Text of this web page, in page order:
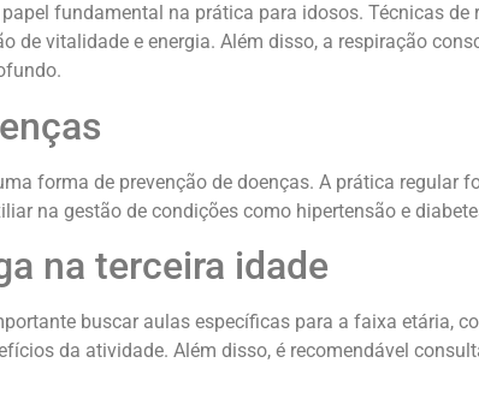
fundamental na prática para idosos. Técnicas
de vitalidade e energia. Além disso, a respiração
forma de prevenção de doenças. A prática
na gestão de condições como hipertensão e
na terceira idade
buscar aulas específicas para a faixa etária,
da atividade. Além disso, é recomendável